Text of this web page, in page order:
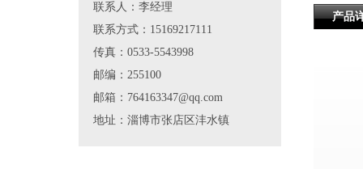
产品
联系人：李经理
联系方式：15169217111
传真：0533-5543998
邮编：255100
邮箱：764163347@qq.com
地址：淄博市张店区沣水镇